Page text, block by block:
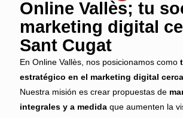
Online Vallès; tu
marketing digital
Sant Cugat
En Online Vallès, nos posicionamos como
estratégico en el marketing digital
Nuestra misión es crear propuestas de
integrales y a medida que aumenten la